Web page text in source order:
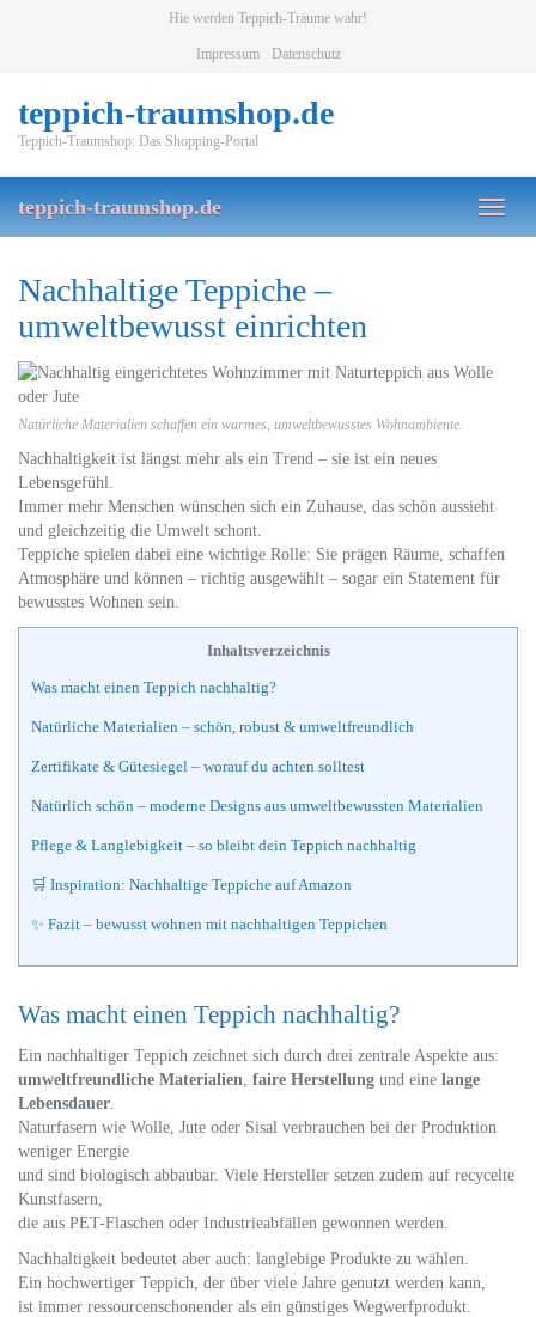
Hie werden Teppich-Träume wahr!
Impressum Datenschutz
teppich-traumshop.de
Teppich-Traumshop: Das Shopping-Portal
Toggle
teppich-traumshop.de
Nachhaltige Teppiche –
umweltbewusst einrichten
Natürliche Materialien schaffen ein warmes, umweltbewusstes Wohnambiente.
Nachhaltigkeit ist längst mehr als ein Trend – sie ist ein neues
Lebensgefühl.
Immer mehr Menschen wünschen sich ein Zuhause, das schön aussieht
und gleichzeitig die Umwelt schont.
Teppiche spielen dabei eine wichtige Rolle: Sie prägen Räume, schaffen
Atmosphäre und können – richtig ausgewählt – sogar ein Statement für
bewusstes Wohnen sein.
Inhaltsverzeichnis
Was macht einen Teppich nachhaltig?
Natürliche Materialien – schön, robust & umweltfreundlich
Zertifikate & Gütesiegel – worauf du achten solltest
Natürlich schön – moderne Designs aus umweltbewussten Materialien
Pflege & Langlebigkeit – so bleibt dein Teppich nachhaltig
🛒 Inspiration: Nachhaltige Teppiche auf Amazon
✨ Fazit – bewusst wohnen mit nachhaltigen Teppichen
Was macht einen Teppich nachhaltig?
Ein nachhaltiger Teppich zeichnet sich durch drei zentrale Aspekte aus:
umweltfreundliche Materialien faire Herstellung und eine lange
Lebensdauer
Naturfasern wie Wolle, Jute oder Sisal verbrauchen bei der Produktion
weniger Energie
und sind biologisch abbaubar. Viele Hersteller setzen zudem auf recycelte
Kunstfasern,
die aus PET-Flaschen oder Industrieabfällen gewonnen werden.
Nachhaltigkeit bedeutet aber auch: langlebige Produkte zu wählen.
Ein hochwertiger Teppich, der über viele Jahre genutzt werden kann,
ist immer ressourcenschonender als ein günstiges Wegwerfprodukt.